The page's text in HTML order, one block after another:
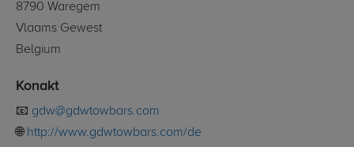
8790 Waregem
Vlaams Gewest
Belgium
Konakt
📧 gdw@gdwtowbars.com
🌐 http://www.gdwtowbars.com/de